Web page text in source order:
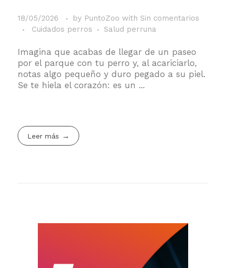
18/05/2026 by PuntoZoo with Sin comentarios
Cuidados perros
Salud perruna
Imagina que acabas de llegar de un paseo
por el parque con tu perro y, al acariciarlo,
notas algo pequeño y duro pegado a su piel.
Se te hiela el corazón: es un ...
Leer más